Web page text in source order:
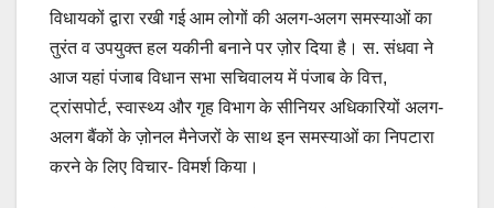
विधायकों द्वारा रखी गई आम लोगों की अलग-अलग समस्याओं का
तुरंत व उपयुक्त हल यकीनी बनाने पर ज़ोर दिया है। स. संधवा ने
आज यहां पंजाब विधान सभा सचिवालय में पंजाब के वित्त,
ट्रांसपोर्ट, स्वास्थ्य और गृह विभाग के सीनियर अधिकारियों अलग-
अलग बैंकों के ज़ोनल मैनेजरों के साथ इन समस्याओं का निपटारा
करने के लिए विचार- विमर्श किया।